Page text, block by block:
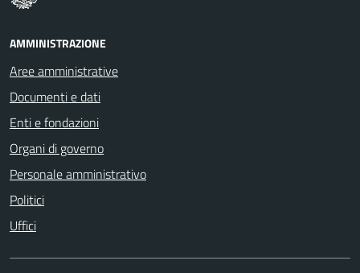
AMMINISTRAZIONE
Aree amministrative
Documenti e dati
Enti e fondazioni
Organi di governo
Personale amministrativo
Politici
Uffici